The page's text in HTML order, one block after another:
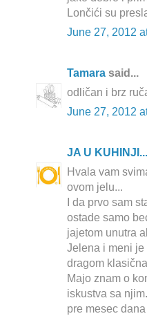
Lončići su
June 27, 2012
Tamara said...
odličan i brz
June 27, 2012
JA U KUHINJI...
Hvala vam
ovom jelu...
I da prvo sam
ostade samo
jajetom unutra
Jelena i meni
dragom
Majo znam o
iskustva sa
pre mesec